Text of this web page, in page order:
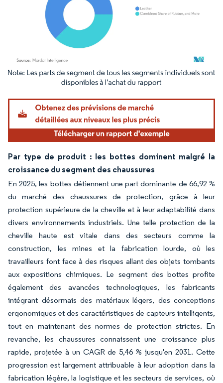
Image © Mordor Intelligence. La réutilisation nécessite une attribution sous CC BY
Par type de produit : les bottes dominent malgré la
croissance du segment des chaussures
En 2025, les bottes détiennent une part dominante de 66,92 %
du marché des chaussures de protection, grâce à leur
protection supérieure de la cheville et à leur adaptabilité dans
divers environnements industriels. Une telle protection de la
cheville haute est vitale dans des secteurs comme la
construction, les mines et la fabrication lourde, où les
travailleurs font face à des risques allant des objets tombants
aux expositions chimiques. Le segment des bottes profite
également des avancées technologiques, les fabricants
intégrant désormais des matériaux légers, des conceptions
ergonomiques et des caractéristiques de capteurs intelligents,
tout en maintenant des normes de protection strictes. En
revanche, les chaussures connaissent une croissance plus
rapide, projetée à un CAGR de 5,46 % jusqu'en 2031. Cette
progression est largement attribuable à leur adoption dans la
fabrication légère, la logistique et les secteurs de services, où